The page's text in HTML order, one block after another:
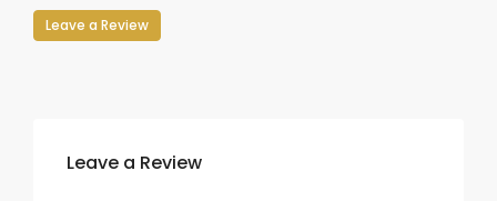
Leave a Review
Leave a Review